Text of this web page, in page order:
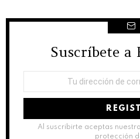
Suscríbete a
Al suscribirte aceptas
protección